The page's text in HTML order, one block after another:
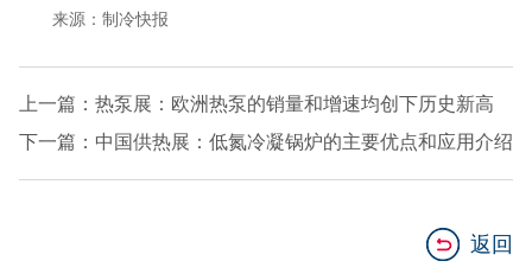
来源：制冷快报
上一篇：热泵展：欧洲热泵的销量和增速均创下历史新高
下一篇：中国供热展：低氮冷凝锅炉的主要优点和应用介绍
返回